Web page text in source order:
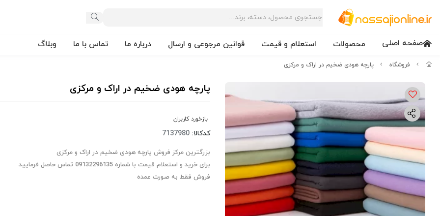
صفحه اصلی محصولات استعلام و قیمت قوانین مرجوعی و ارسال درباره ما تماس با ما وبلاگ
فروشگاه پارچه هودی ضخیم در اراک و مرکزی
پارچه هودی ضخیم در اراک و مرکزی
بازخورد کاربران
کدکالا:
بزرگترین مرکز فروش پارچه هودی ضخیم در اراک و مرکزی
برای خرید و استعلام قیمت با شماره 09132296135 تماس حاصل فرمایید
فروش فقط به صورت عمده